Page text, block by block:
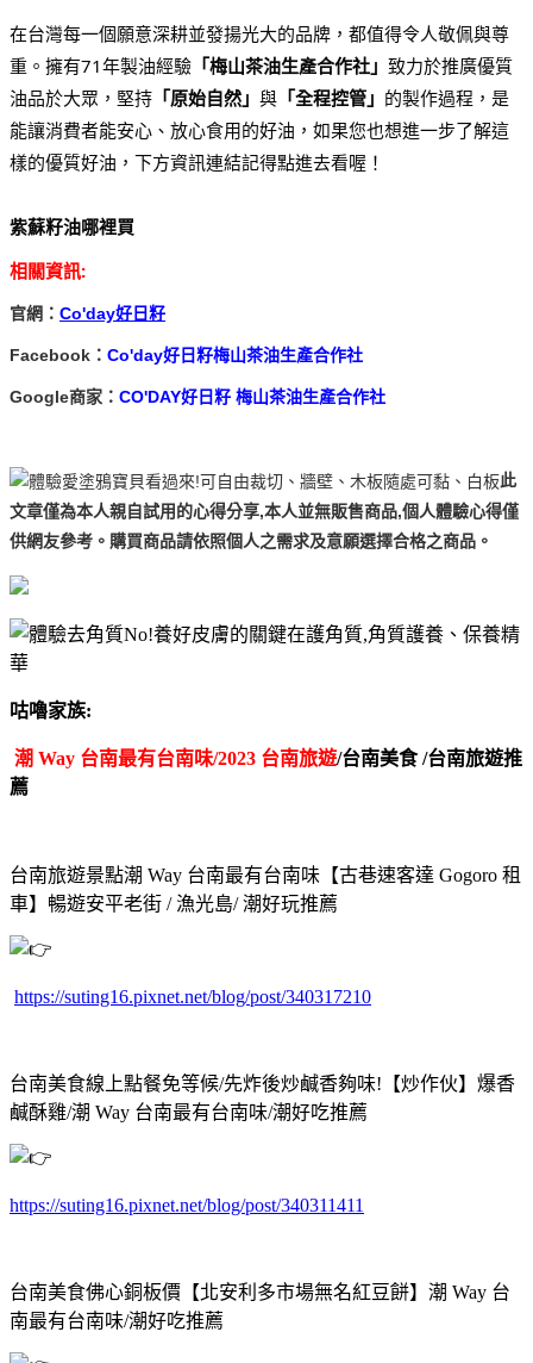
在台灣每一個願意深耕並發揚光大的品牌，都值得令人敬佩與尊
重。擁有71年製油經驗 「梅山茶油生產合作社」 致力於推廣優質
油品於大眾，堅持 「原始自然」 與 「全程控管」 的製作過程，是
能讓消費者能安心、放心食用的好油，如果您也想進一步了解這
樣的優質好油，下方資訊連結記得點進去看喔！
紫蘇籽油哪裡買
相關資訊:
官網： Co'day好日籽
Facebook： Co'day好日籽梅山茶油生產合作社
Google商家： CO'DAY好日籽 梅山茶油生產合作社
此
文章僅為本人親自試用的心得分享,本人並無販售商品,個人體驗心得僅
供網友參考。購買商品請依照個人之需求及意願選擇合格之商品。
咕嚕家族:
潮 Way 台南最有台南味/2023 台南旅遊/台南美食 /台南旅遊推
薦
台南旅遊景點潮 Way 台南最有台南味【古巷速客達 Gogoro 租
車】暢遊安平老街 / 漁光島/ 潮好玩推薦
https://suting16.pixnet.net/blog/post/340317210
台南美食線上點餐免等候/先炸後炒鹹香夠味!【炒作伙】爆香
鹹酥雞/潮 Way 台南最有台南味/潮好吃推薦
https://suting16.pixnet.net/blog/post/340311411
台南美食佛心銅板價【北安利多市場無名紅豆餅】潮 Way 台
南最有台南味/潮好吃推薦